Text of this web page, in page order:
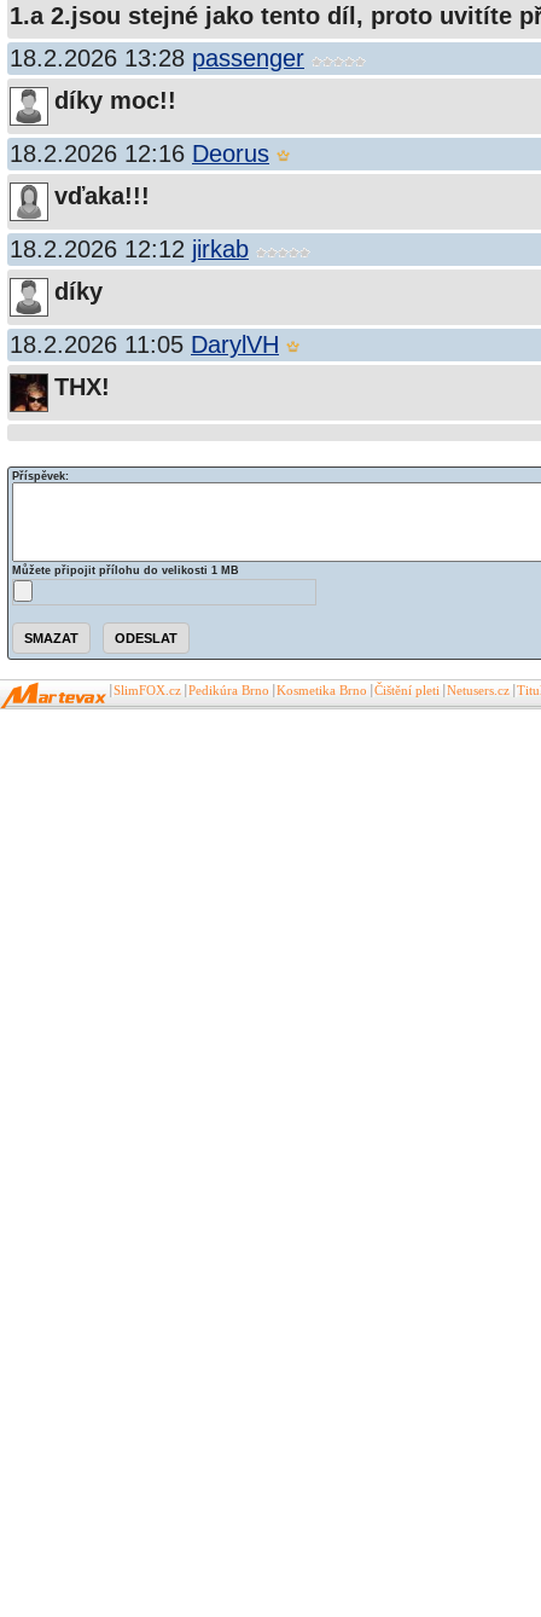
1.a 2.jsou stejné jako tento díl, proto uvitíte
18.2.2026 13:28 passenger
díky moc!!
18.2.2026 12:16 Deorus
vďaka!!!
18.2.2026 12:12 jirkab
díky
18.2.2026 11:05 DarylVH
THX!
Příspěvek:
Můžete připojit přílohu do velikosti 1 MB
SlimFOX.cz Pedikúra Brno Kosmetika Brno Čištění pleti Netusers.cz